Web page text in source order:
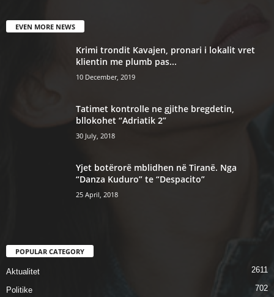
EVEN MORE NEWS
Krimi trondit Kavajen, pronari i lokalit vret
klientin me plumb pas...
10 December, 2019
Tatimet kontrolle ne gjithe bregdetin,
bllokohet “Adriatik 2”
30 July, 2018
Yjet botërorë mblidhen në Tiranë. Nga
“Danza Kuduro” te “Despacito”
25 April, 2018
POPULAR CATEGORY
Aktualitet 2611
Politike 702